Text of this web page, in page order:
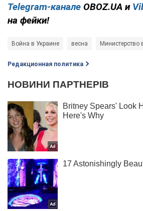
Telegram-канале OBOZ.UA и
на фейки!
Война в Украине весна
Редакционная политика